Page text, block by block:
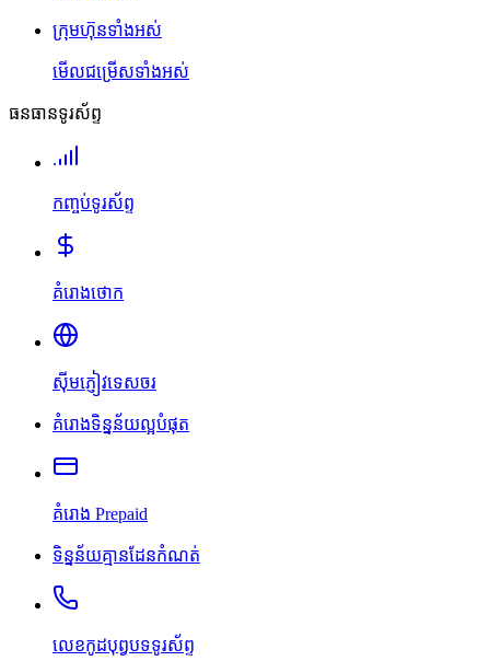
ក្រុមហ៊ុនទាំងអស់
មើលជម្រើសទាំងអស់
ធនធានទូរស័ព្ទ
កញ្ចប់ទូរស័ព្ទ
គំរោងថោក
ស៊ីមភ្ញៀវទេសចរ
គំរោងទិន្នន័យល្អបំផុត
គំរោង Prepaid
ទិន្នន័យគ្មានដែនកំណត់
លេខកូដបុព្វបទទូរស័ព្ទ